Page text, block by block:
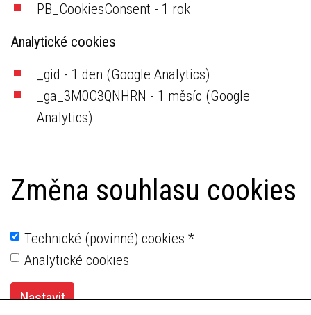
PB_CookiesConsent - 1 rok
Analytické cookies
_gid - 1 den (Google Analytics)
_ga_3M0C3QNHRN - 1 měsíc (Google
Analytics)
Změna souhlasu cookies
Technické (povinné) cookies *
Analytické cookies
Nastavit